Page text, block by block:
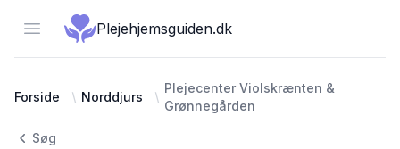
Open menuPlejehjemsguiden.dk
Forside Norddjurs
Plejecenter Violskrænten &
Grønnegården
Søg